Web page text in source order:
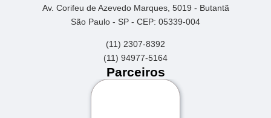
Av. Corifeu de Azevedo Marques, 5019 - Butantã
São Paulo - SP - CEP: 05339-004
(11) 2307-8392
(11) 94977-5164
Parceiros